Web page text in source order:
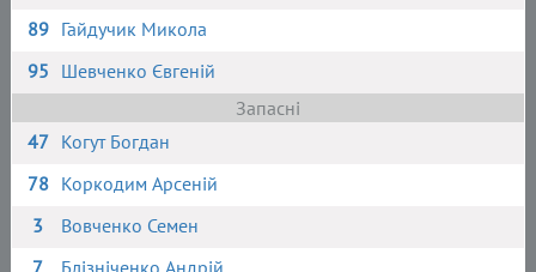
89 Гайдучик Микола
95 Шевченко Євгеній
Запасні
47 Когут Богдан
78 Коркодим Арсеній
3
Вовченко Семен
7
Блізніченко Андрій